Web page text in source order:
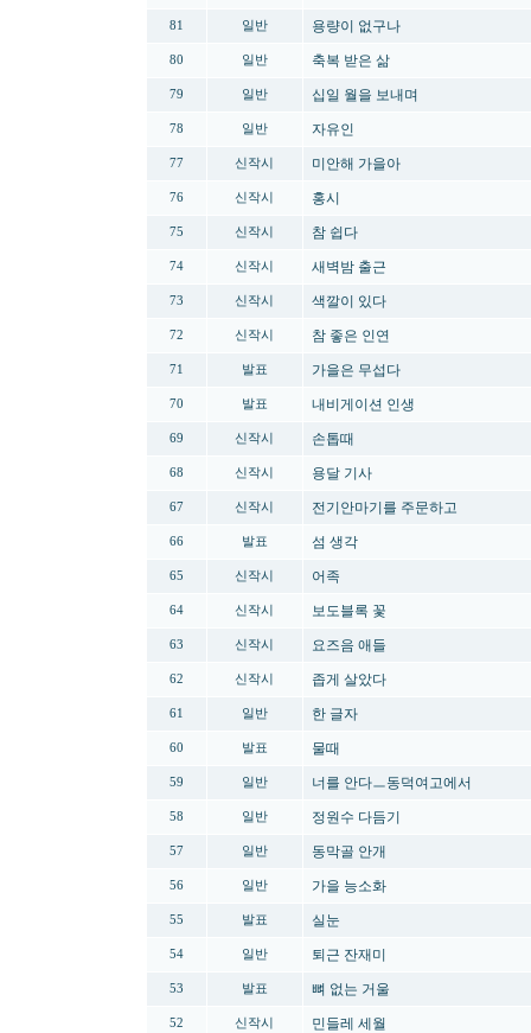
81 일반 용량이 없구나
80 일반 축복 받은 삶
79 일반 십일 월을 보내며
78 일반 자유인
77 신작시 미안해 가을아
76 신작시 홍시
75 신작시 참 쉽다
74 신작시 새벽밤 출근
73 신작시 색깔이 있다
72 신작시 참 좋은 인연
71 발표 가을은 무섭다
70 발표 내비게이션 인생
69 신작시 손톱때
68 신작시 용달 기사
67 신작시 전기안마기를 주문하고
66 발표 섬 생각
65 신작시 어족
64 신작시 보도블록 꽃
63 신작시 요즈음 애들
62 신작시 좁게 살았다
61 일반 한 글자
60 발표 물때
59 일반 너를 안다ㅡ동덕여고에서
58 일반 정원수 다듬기
57 일반 동막골 안개
56 일반 가을 능소화
55 발표 실눈
54 일반 퇴근 잔재미
53 발표 뼈 없는 거울
52 신작시 민들레 세월